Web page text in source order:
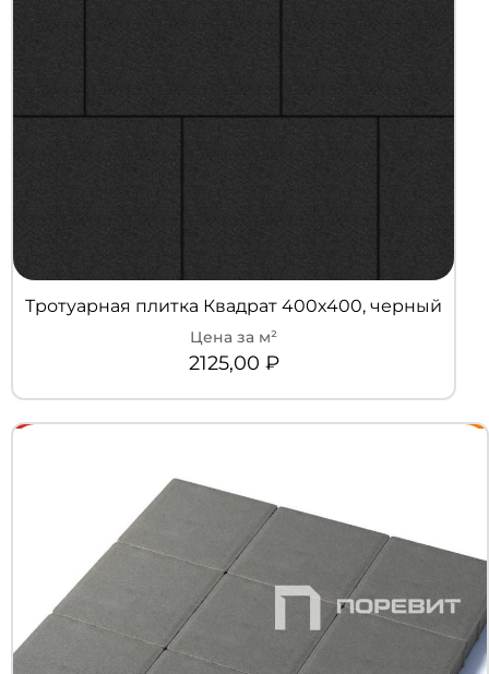
+7 (3452) 600-302
Тротуарная плитка Квадрат 400х400, черный
2125,00 ₽